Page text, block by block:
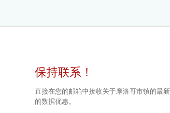
保持联系！
直接在您的邮箱中接收关于摩洛哥市镇的最
的数据优惠。